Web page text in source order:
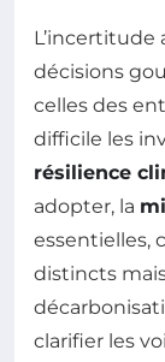
décisions
celles des
difficile les
résilience
adopter, la
essentielles,
distincts
clarifier les